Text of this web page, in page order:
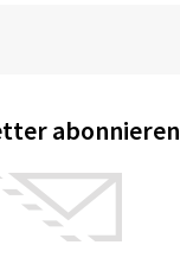
abonnieren